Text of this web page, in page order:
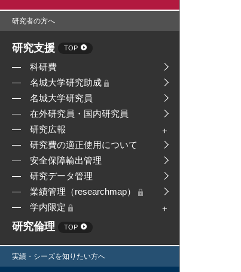
研究者の方へ
研究支援 TOP
科研費
名城大学研究助成
名城大学研究員
在外研究員・国内研究員
研究広報
研究費の適正使用について
安全保障輸出管理
研究データ管理
業績管理（researchmap）
学内限定
研究倫理 TOP
実績・シーズを知りたい方へ